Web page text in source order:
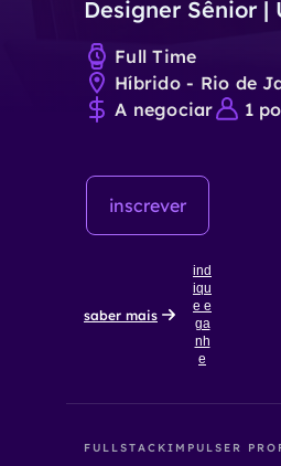
Designer Sênior |
Full Time
Híbrido - Rio de
A negociar
1
inscrever
saber mais
ind
iqu
e e
ga
nh
e
FULLSTACKIMPULSER